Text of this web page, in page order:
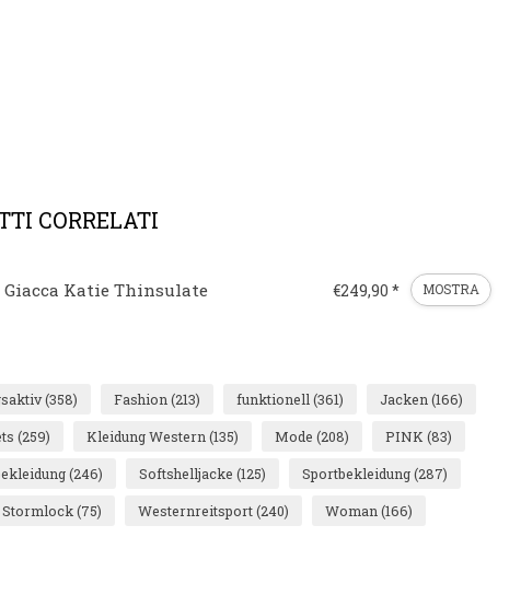
CORRELATI
Giacca Katie Thinsulate €249,90 * MOSTRA
(358) Fashion (213) funktionell (361) Jacken (166)
(259) Kleidung Western (135) Mode (208) PINK (83)
(246) Softshelljacke (125) Sportbekleidung(287)
Stormlock(75) Westernreitsport(240) Woman (166)